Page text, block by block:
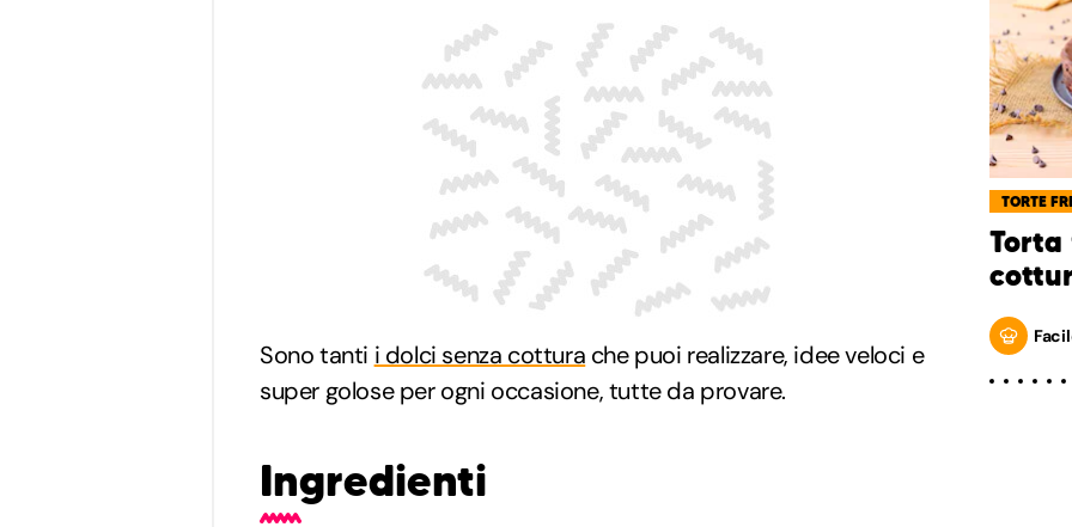
Sono tanti i dolci senza cottura che puoi realizzare, idee veloci e
super golose per ogni occasione, tutte da provare.
Ingredienti
TORTE
Torta